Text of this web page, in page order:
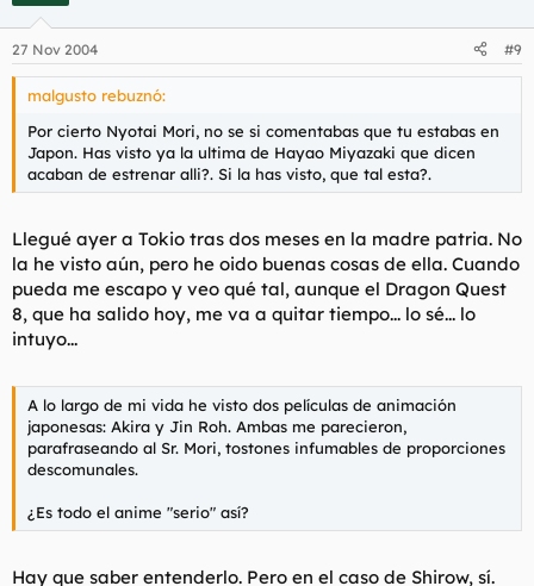
27 Nov 2004 #9
malgusto rebuznó:
Por cierto Nyotai Mori, no se si comentabas que tu estabas en
Japon. Has visto ya la ultima de Hayao Miyazaki que dicen
acaban de estrenar alli?. Si la has visto, que tal esta?.
Llegué ayer a Tokio tras dos meses en la madre patria. No
la he visto aún, pero he oido buenas cosas de ella. Cuando
pueda me escapo y veo qué tal, aunque el Dragon Quest
8, que ha salido hoy, me va a quitar tiempo... lo sé... lo
intuyo...
A lo largo de mi vida he visto dos películas de animación
japonesas: Akira y Jin Roh. Ambas me parecieron,
parafraseando al Sr. Mori, tostones infumables de proporciones
descomunales.
¿Es todo el anime "serio" así?
Hay que saber entenderlo. Pero en el caso de Shirow, sí.